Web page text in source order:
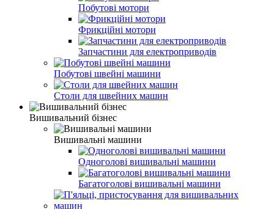
Побутові мотори
Фрикційні мотори
Запчастини для електроприводів
Побутові швейні машини
Столи для швейних машин
Вишивальний бізнес
Вишивальні машини
Одноголові вишивальні машини
Багатоголові вишивальні машини